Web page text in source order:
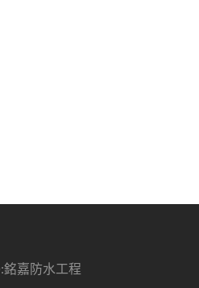
銘嘉防水工程